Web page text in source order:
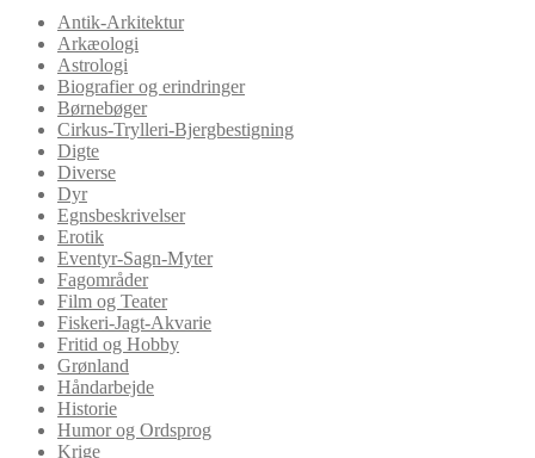
Antik-Arkitektur
Arkæologi
Astrologi
Biografier og erindringer
Børnebøger
Cirkus-Trylleri-Bjergbestigning
Digte
Diverse
Dyr
Egnsbeskrivelser
Erotik
Eventyr-Sagn-Myter
Fagområder
Film og Teater
Fiskeri-Jagt-Akvarie
Fritid og Hobby
Grønland
Håndarbejde
Historie
Humor og Ordsprog
Krige